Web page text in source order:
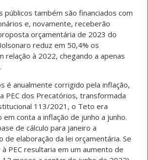
públicos também são financiados com
e, novamente, receberão
orçamentária de 2023 do
reduz em 50,4% os
relação à 2022, chegando a apenas
é anualmente corrigido pela inflação,
PEC dos Precatórios, transformada
113/2021, o Teto era
em conta a inflação de junho a junho.
de cálculo para janeiro a
de elaboração da lei orçamentária. Se
PEC resultaria em um aumento de